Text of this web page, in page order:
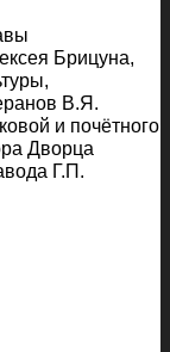
Брицуна,
В.Я.
и почётного
Дворца
Г.П.